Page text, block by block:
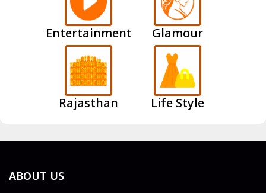
Entertainment Glamour
Rajasthan Life Style
ABOUT US